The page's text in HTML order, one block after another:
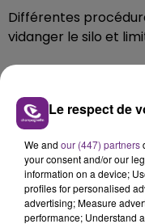
Différentes
vidanger le silo et
FIL D'ACTU
Le respect de
We and our (447) partners
your consent and/or our
information on a device;
profiles for personalised
advertising; Measure
performance; Understand